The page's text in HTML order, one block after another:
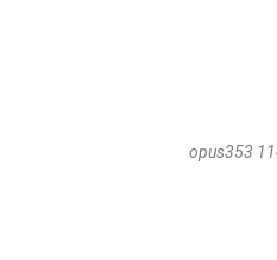
opus353